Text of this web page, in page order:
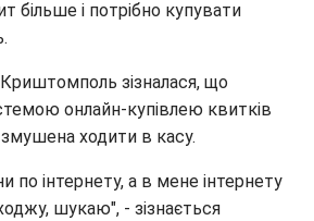
більше і потрібно купувати
зізналася, що
онлайн-купівлею квитків
ходити в касу.
по інтернету, а в мене інтернету
шукаю", - зізнається